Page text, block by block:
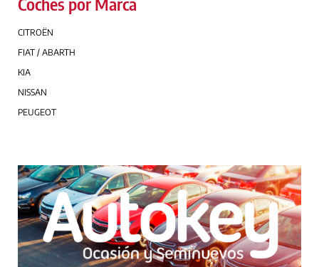
CITROËN
FIAT / ABARTH
KIA
NISSAN
PEUGEOT